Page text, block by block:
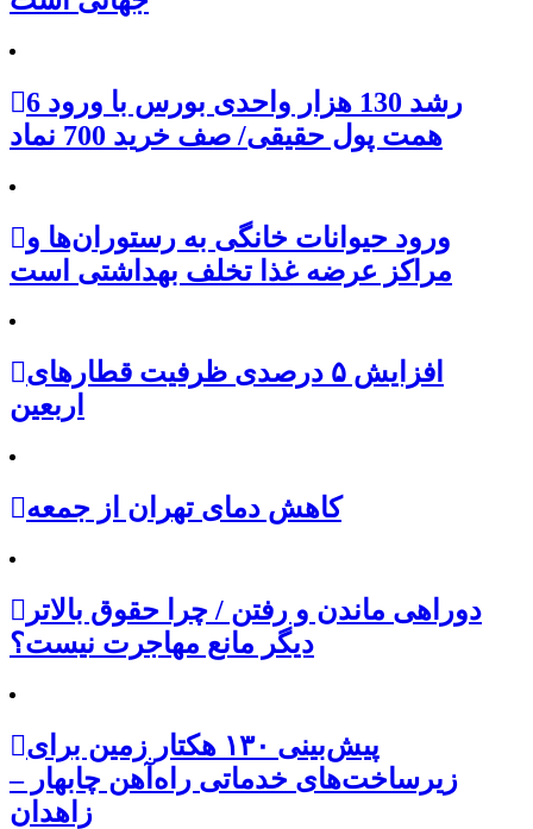
رشد 130 هزار واحدی بورس با ورود 6
همت پول حقیقی/ صف خرید 700 نماد
ورود حیوانات خانگی به رستوران‌ها و
مراکز عرضه غذا تخلف بهداشتی است
افزایش ۵ درصدی ظرفیت قطارهای
اربعین
کاهش دمای تهران از جمعه
دوراهی ماندن و رفتن / چرا حقوق بالاتر
دیگر مانع مهاجرت نیست؟
پیش‌بینی ۱۳۰ هکتار زمین برای
زیرساخت‌های خدماتی راه‌آهن چابهار –
زاهدان